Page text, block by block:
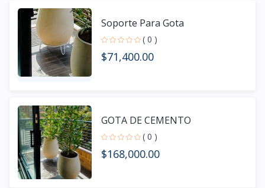
Soporte Para Gota
( 0 )
$71,400.00
GOTA DE CEMENTO
( 0 )
$168,000.00